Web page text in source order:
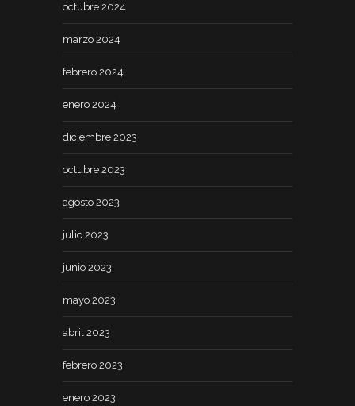
octubre 2024
marzo 2024
febrero 2024
enero 2024
diciembre 2023
octubre 2023
agosto 2023
julio 2023
junio 2023
mayo 2023
abril 2023
febrero 2023
enero 2023